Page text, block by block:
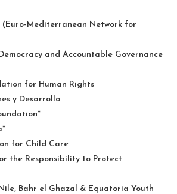
(Euro-Mediterranean Network for
and Accountable Governance
for Human Rights
y Desarrollo
for Child Care
the Responsibility to Protect
Bahr el Ghazal & Equatoria Youth